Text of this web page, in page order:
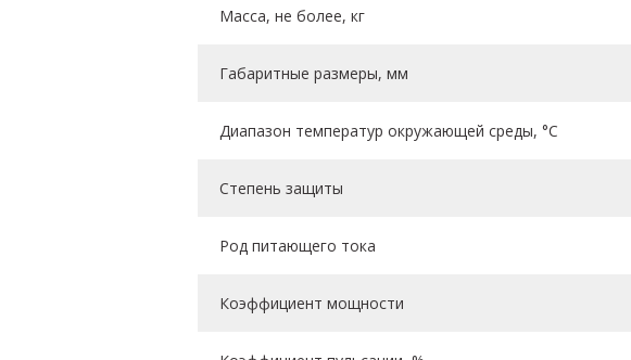
Масса, не более, кг
Габаритные размеры, мм
Диапазон температур окружающей среды, °C
Степень защиты
Род питающего тока
Коэффициент мощности